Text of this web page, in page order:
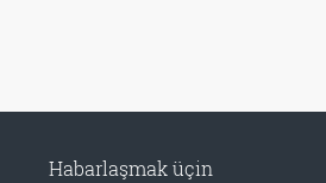
Habarlaşmak üçin